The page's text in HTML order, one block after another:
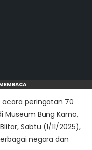
peringatan 70
Museum Bung Karno,
Sabtu (1/11/2025),
negara dan